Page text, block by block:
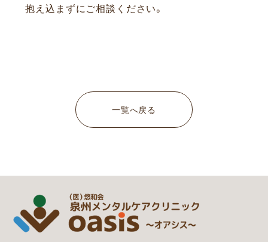
抱え込まずにご相談ください。
一覧へ戻る